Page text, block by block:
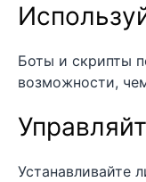
Боты и скрипты
возможности,
Устанавливайте